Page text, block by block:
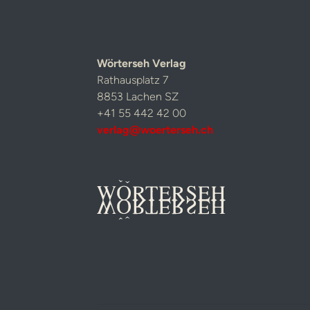
Wörterseh Verlag
Rathausplatz 7
8853 Lachen SZ
+41 55 442 42 00
verlag@woerterseh.ch